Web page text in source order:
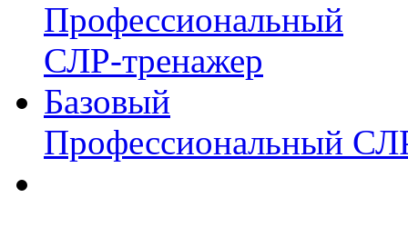
Профессиональный